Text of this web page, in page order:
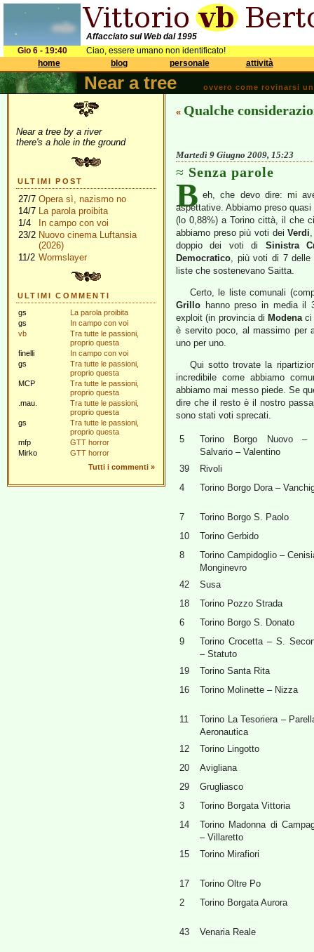
Affacciato sul Web dal 1995
Gio 6 - 19:40
Ciao, essere umano non identificato!
home
blog personale attività
Near a tree ovvero come rovinarsi
Near a tree by a river
there's a hole in the ground
ULTIMI POST
27/7 Opera sì, nazismo no
14/7 La parola proibita
1/4
In campo con voi
23/2 Nuovo cinema Luftansia
(2026)
11/2 Wormslayer
ULTIMI COMMENTI
gs
La parola proibita
gs
In campo con voi
vb
Tra tutte le passioni,
proprio questa
finelli
In campo con voi
gs
Tra tutte le passioni,
proprio questa
MCP
Tra tutte le passioni,
proprio questa
.mau.
Tra tutte le passioni,
proprio questa
gs
Tra tutte le passioni,
proprio questa
mfp
GTT horror
Mirko
GTT horror
Tutti i commenti »
« Qualche
Martedì 9 Giugno 2009, 15:23
Senza parole
B eh, che devo dire: mi
aspettative. Abbiamo preso
(lo 0,88%) a Torino città, il che
abbiamo preso più voti deiVerdi
doppio dei voti di Sinistra
Democratico, più voti di 7
liste che sostenevano Saitta.
Certo, le liste comunali
Grillo hanno preso in media il
exploit (in provincia di Modenaci
è servito poco, al massimo per
uno per uno.
Qui sotto trovate la
incredibile come abbiamo
abbiamo mai messo piede. Se
dire che il resto è il nostro
sono stati voti sprecati.
5
Torino Borgo Nuovo –
Salvario – Valentino
39
Rivoli
4
Torino Borgo Dora –
7
Torino Borgo S. Paolo
10
Torino Gerbido
8
Torino Campidoglio –
Monginevro
42
Susa
18
Torino Pozzo Strada
6
Torino Borgo S. Donato
9
Torino Crocetta – S.
– Statuto
19
Torino Santa Rita
16
Torino Molinette – Nizza
11
Torino La Tesoriera –
Aeronautica
12
Torino Lingotto
20
Avigliana
29
Grugliasco
3
Torino Borgata Vittoria
14
Torino Madonna di
– Villaretto
15
Torino Mirafiori
17
Torino Oltre Po
2
Torino Borgata Aurora
43 Venaria Reale